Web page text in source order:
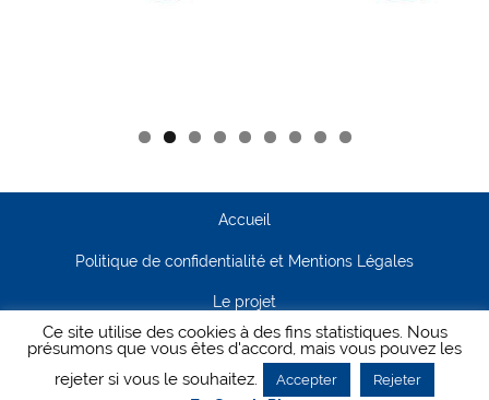
Accueil
Politique de confidentialité et Mentions Légales
Le projet
Contact
Ce site utilise des cookies à des fins statistiques. Nous
présumons que vous êtes d'accord, mais vous pouvez les
rejeter si vous le souhaitez.
Accepter Rejeter